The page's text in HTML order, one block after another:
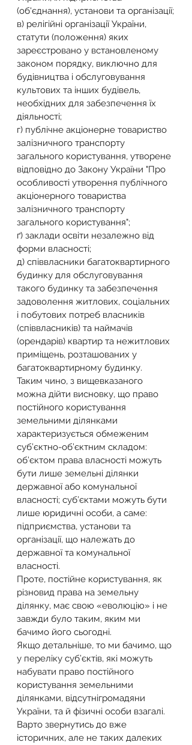
(об'єднання), установи та організації;
в) релігійні організації України,
статути (положення) яких
зареєстровано у встановленому
законом порядку, виключно для
будівництва і обслуговування
культових та інших будівель,
необхідних для забезпечення їх
діяльності;
г) публічне акціонерне товариство
залізничного транспорту
загального користування, утворене
відповідно до Закону України "Про
особливості утворення публічного
акціонерного товариства
залізничного транспорту
загального користування";
ґ) заклади освіти незалежно від
форми власності;
д) співвласники багатоквартирного
будинку для обслуговування
такого будинку та забезпечення
задоволення житлових, соціальних
і побутових потреб власників
(співвласників) та наймачів
(орендарів) квартир та нежитлових
приміщень, розташованих у
багатоквартирному будинку.
Таким чино, з вищевказаного
можна дійти висновку, що право
постійного користування
земельними ділянками
характеризується обмеженим
суб’єктно-об’єктним складом:
об’єктом права власності можуть
бути лише земельні ділянки
державної або комунальної
власності; суб’єктами можуть бути
лише юридичні особи, а саме:
підприємства, установи та
організації, що належать до
державної та комунальної
власності.
Проте, постійне користування, як
різновид права на земельну
ділянку, має свою «еволюцію» і не
завжди було таким, яким ми
бачимо його сьогодні.
Якщо детальніше, то ми бачимо, що
у переліку суб’єктів, які можуть
набувати право постійного
користування земельними
ділянками, відсутнігромадяни
України, та й фізичні особи взагалі.
Варто звернутись до вже
історичних, але не таких далеких